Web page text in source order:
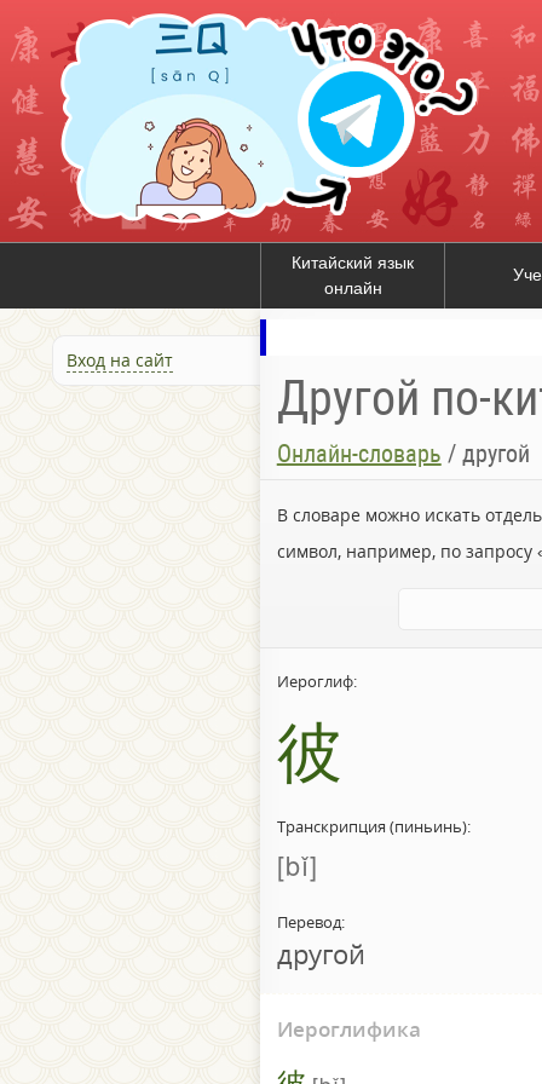
Китайский язык
онлайн
Вход на сайт
Другой по-
Онлайн-словарь / другой
В словаре можно искать
символ, например, по запросу
Иероглиф:
彼
Транскрипция (пиньинь):
bǐ
Перевод:
другой
Иероглифика